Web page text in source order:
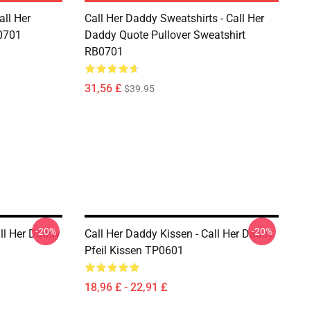
Her
Call Her Daddy Sweatshirts - Call Her
Daddy Quote Pullover Sweatshirt
RB0701
31,56 £ $39.95
Her Daddy
-20%
Call Her Daddy Kissen - Call Her Daddy
Pfeil Kissen TP0601
18,96 £ - 22,91 £
-20%